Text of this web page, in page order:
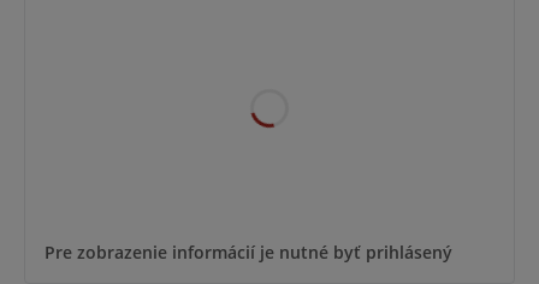
Pre zobrazenie informácií je nutné byť prihlásený